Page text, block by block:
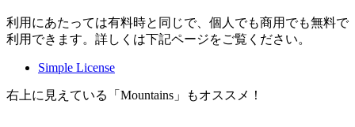
利用にあたっては有料時と同じで、個人でも商用でも無料で
利用できます。詳しくは下記ページをご覧ください。
Simple License
右上に見えている「Mountains」もオススメ！